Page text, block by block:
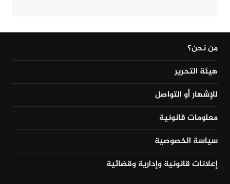
من نحن؟
هيئة التحرير
للإشهار أو التواصل
معلومات قانونية
سياسة الخصوصية
إعلانات قانونية وإدارية وقضائية